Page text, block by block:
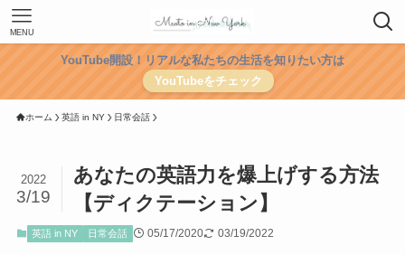
MENU
YouTube開設！リアルな私たちの生活を知りたい方は
YouTubeをチェック
ホーム 英語 in NY 日常会話
あなたの英語力を爆上げする方法
【ディクテーション】
2022
3/19
英語 in NY 日常会話 05/17/2020 03/19/2022